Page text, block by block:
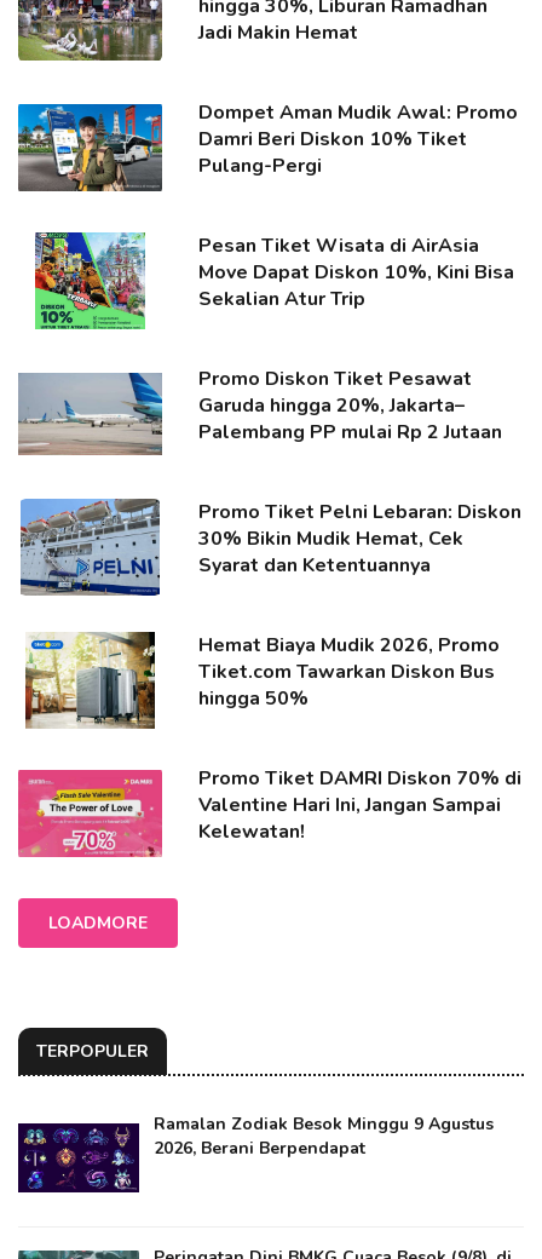
hingga 30%, Liburan Ramadhan
Jadi Makin Hemat
Dompet Aman Mudik Awal: Promo
Damri Beri Diskon 10% Tiket
Pulang-Pergi
Pesan Tiket Wisata di AirAsia
Move Dapat Diskon 10%, Kini Bisa
Sekalian Atur Trip
Promo Diskon Tiket Pesawat
Garuda hingga 20%, Jakarta–
Palembang PP mulai Rp 2 Jutaan
Promo Tiket Pelni Lebaran: Diskon
30% Bikin Mudik Hemat, Cek
Syarat dan Ketentuannya
Hemat Biaya Mudik 2026, Promo
Tiket.com Tawarkan Diskon Bus
hingga 50%
Promo Tiket DAMRI Diskon 70% di
Valentine Hari Ini, Jangan Sampai
Kelewatan!
LOADMORE
TERPOPULER
Ramalan Zodiak Besok Minggu 9 Agustus
2026, Berani Berpendapat